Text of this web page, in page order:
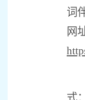
词
网
式：